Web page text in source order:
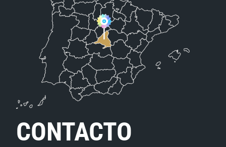
CONTACTO